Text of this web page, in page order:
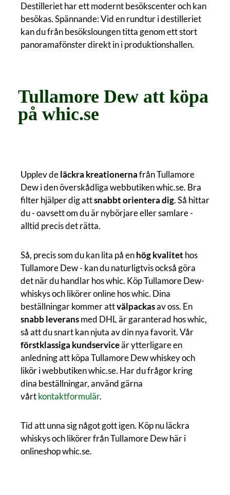
Destilleriet har ett modernt besökscenter och kan
besökas. Spännande: Vid en rundtur i destilleriet
kan du från besöksloungen titta genom ett stort
panoramafönster direkt in i produktionshallen.
Tullamore Dew att köpa
på whic.se
Upplev deläckra kreationernafrån Tullamore
Dew i den överskådliga webbutiken whic.se. Bra
filter hjälper dig attsnabbt orientera dig. Så hittar
du - oavsett om du är nybörjare eller samlare -
alltid precis det rätta.
Så, precis som du kan lita på enhög kvalitet hos
Tullamore Dew - kan du naturligtvis också göra
det när du handlar hos whic. Köp Tullamore Dew-
whiskys och likörer online hos whic. Dina
beställningar kommer attvälpackasav oss. En
snabb leveransmed DHL är garanterad hos whic,
så att du snart kan njuta av din nya favorit. Vår
förstklassiga kundserviceär ytterligare en
anledning att köpa Tullamore Dew whiskey och
likör i webbutiken whic.se. Har du frågor kring
dina beställningar, använd gärna
vårtkontaktformulär.
Tid att unna sig något gott igen. Köp nu läckra
whiskys och likörer från Tullamore Dew här i
onlineshop whic.se.